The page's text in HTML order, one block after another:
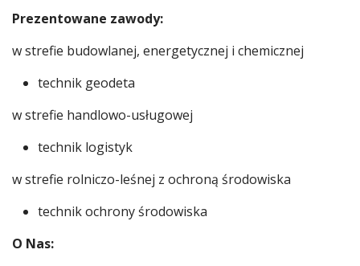
Prezentowane zawody:
w strefie budowlanej, energetycznej i chemicznej
technik geodeta
w strefie handlowo-usługowej
technik logistyk
w strefie rolniczo-leśnej z ochroną środowiska
technik ochrony środowiska
O Nas: